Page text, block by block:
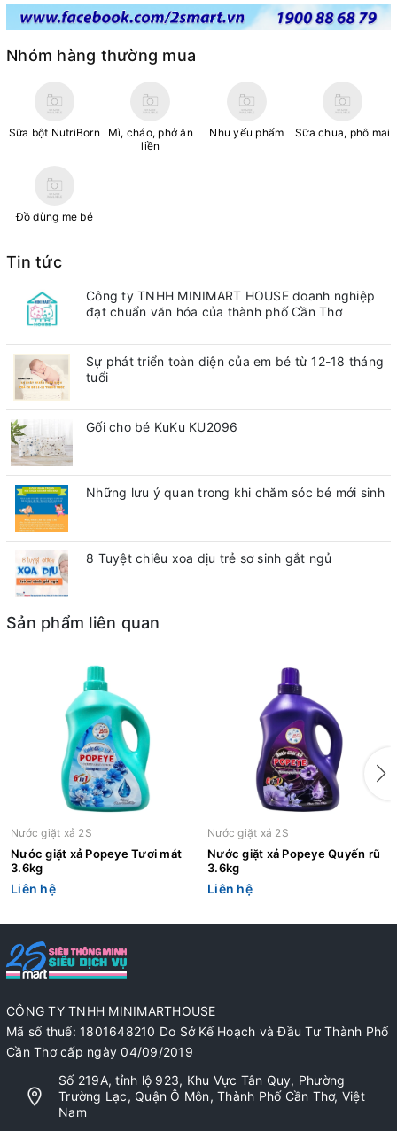
Nhóm hàng thường mua
Sữa bột NutriBorn
Mì, cháo, phở ăn
liền
Nhu yếu phẩm Sữa chua, phô mai
Đồ dùng mẹ bé
Tin tức
Công ty TNHH MINIMART HOUSE doanh nghiệp
đạt chuẩn văn hóa của thành phố Cần Thơ
Sự phát triển toàn diện của em bé từ 12-18 tháng
tuổi
Gối cho bé KuKu KU2096
Những lưu ý quan trong khi chăm sóc bé mới sinh
8 Tuyệt chiêu xoa dịu trẻ sơ sinh gắt ngủ
Sản phẩm liên quan
Nước giặt xả 2S
Nước giặt xả Popeye Tươi mát
3.6kg
Liên hệ
Nước giặt xả 2S
Nước giặt xả Popeye Quyến rũ
3.6kg
Liên hệ
CÔNG TY TNHH MINIMARTHOUSE
Mã số thuế: 1801648210 Do Sở Kế Hoạch và Đầu Tư Thành Phố
Cần Thơ cấp ngày 04/09/2019
Số 219A, tỉnh lộ 923, Khu Vực Tân Quy, Phường
Trường Lạc, Quận Ô Môn, Thành Phố Cần Thơ, Việt
Nam